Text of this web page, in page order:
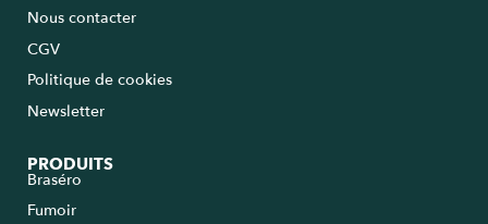
Nous contacter
CGV
Politique de cookies
Newsletter
PRODUITS
Braséro
Fumoir